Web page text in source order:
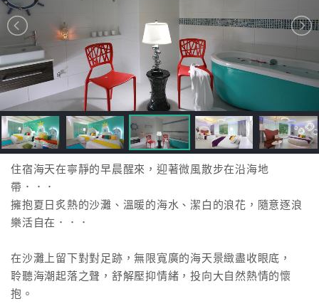
訂
房
直
接
跟
飯
店
訂
房
HOT
色
民
宿
住宿海天在寧靜的早晨醒來，迎著微風散步在沿海地
帶．．．
擁抱夏日炙熱的沙灘、溫暖的海水、潔白的浪花，隨意逐浪
樂活自在．．．
在沙灘上留下對對足跡，無限寬廣的海天景緻盡收眼底，
聆聽海潮起落之聲，舒解壓抑情緒，投向大自然熱情的懷
抱。